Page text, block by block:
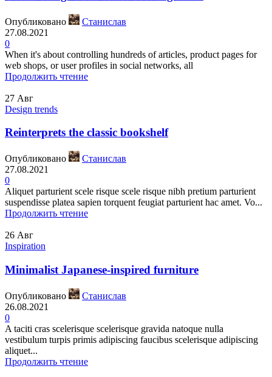
Опубликовано
Станислав
27.08.2021
0
When it's about controlling hundreds of articles, product pages for
web shops, or user profiles in social networks, all
Продолжить чтение
27 Авг
Design trends
Reinterprets the classic bookshelf
Опубликовано
Станислав
27.08.2021
0
Aliquet parturient scele risque scele risque nibh pretium parturient
suspendisse platea sapien torquent feugiat parturient hac amet. Vo...
Продолжить чтение
26 Авг
Inspiration
Minimalist Japanese-inspired furniture
Опубликовано
Станислав
26.08.2021
0
A taciti cras scelerisque scelerisque gravida natoque nulla
vestibulum turpis primis adipiscing faucibus scelerisque adipiscing
aliquet...
Продолжить чтение